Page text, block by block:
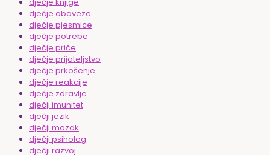
dječje obaveze
dječje pjesmice
dječje potrebe
dječje priče
dječje prijateljstvo
dječje prkošenje
dječje reakcije
dječje zdravlje
dječji imunitet
dječji jezik
dječji mozak
dječji psiholog
dječji razvoj